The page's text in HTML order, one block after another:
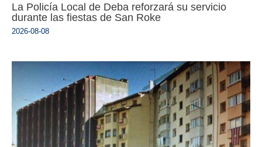
La Policía Local de Deba reforzará su servicio
durante las fiestas de San Roke
2026-08-08